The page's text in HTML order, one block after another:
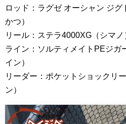
ロッド：ラグゼ オーシャン ジグ
かつ）
リール：ステラ4000XG（シマノ
ライン：ソルティメイトPEジガ
イン）
リーダー：ポケットショックリ
ン）